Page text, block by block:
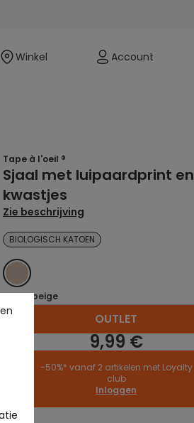
Winkel Account
Tape à l'oeil ®
Sjaal met luipaardprint en
kwastjes
Zie beschrijving
BIOLOGISCH KATOEN
BEIGE
Kleur :beige
OUTLET
9,99 €
-50%* vanaf 2 artikelen met Loyalty
club
Inloggen